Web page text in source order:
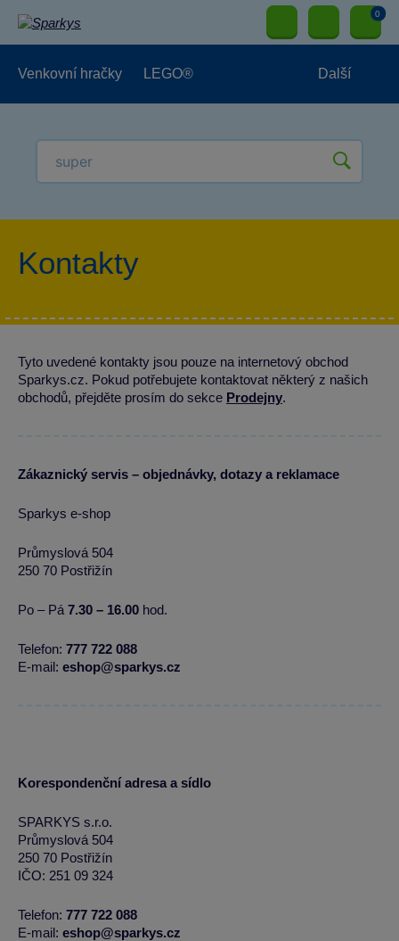
0
Venkovní hračky LEGO® Další
Kontakty
Tyto uvedené kontakty jsou pouze na internetový obchod
Sparkys.cz. Pokud potřebujete kontaktovat některý z našich
obchodů, přejděte prosím do sekce Prodejny.
Zákaznický servis – objednávky, dotazy a reklamace
Sparkys e-shop
Průmyslová 504
250 70 Postřižín
Po – Pá 7.30 – 16.00 hod.
Telefon: 777 722 088
E-mail: eshop@sparkys.cz
Korespondenční adresa a sídlo
SPARKYS s.r.o.
Průmyslová 504
250 70 Postřižín
IČO: 251 09 324
Telefon: 777 722 088
E-mail: eshop@sparkys.cz